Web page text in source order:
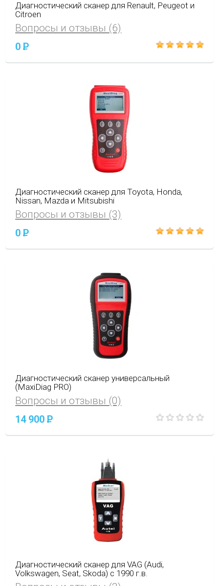
Диагностический сканер для Renault, Peugeot и
Citroen
Вопросы и отзывы (6)
0P
Диагностический сканер для Toyota, Honda,
Nissan, Mazda и Mitsubishi
Вопросы и отзывы (3)
0P
Диагностический сканер универсальный
(MaxiDiag PRO)
Вопросы и отзывы (0)
14 900P
Диагностический сканер для VAG (Audi,
Volkswagen, Seat, Skoda) с 1990 г.в.